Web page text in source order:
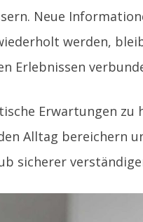
Neue
werden,
Erlebnissen
Erwartungen zu
Alltag bereichern
sicherer